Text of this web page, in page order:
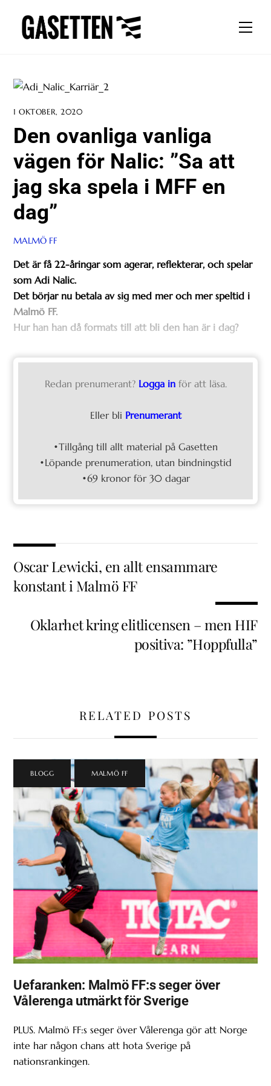
content
1 OKTOBER, 2020
Den ovanliga vanliga
vägen för Nalic: ”Sa att
jag ska spela i MFF en
dag”
MALMÖ FF
Det är få 22-åringar som agerar, reflekterar, och spelar
som Adi Nalic.
Det börjar nu betala av sig med mer och mer speltid i
Malmö FF.
Hur han han då formats till att bli den han är i dag?
Redan prenumerant? Logga in för att läsa.
Eller bli Prenumerant
•Tillgång till allt material på Gasetten
•Löpande prenumeration, utan bindningstid
•69 kronor för 30 dagar
Oscar Lewicki, en allt ensammare
konstant i Malmö FF
Oklarhet kring elitlicensen – men HIF
positiva: ”Hoppfulla”
RELATED POSTS
BLOGG MALMÖ FF
Uefaranken: Malmö FF:s seger över
Vålerenga utmärkt för Sverige
PLUS. Malmö FF:s seger över Vålerenga gör att Norge
inte har någon chans att hota Sverige på
nationsrankingen.